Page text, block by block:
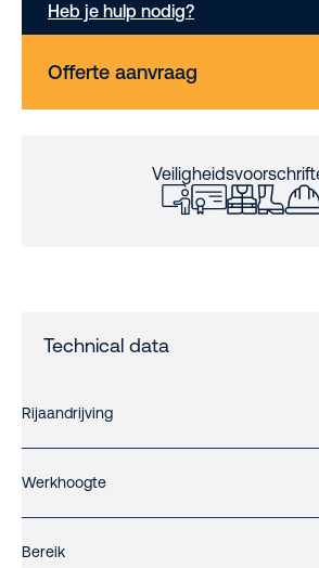
Heb je hulp nodig?
Offerte aanvraag
Technical data
Rijaandrijving
Werkhoogte
Bereik